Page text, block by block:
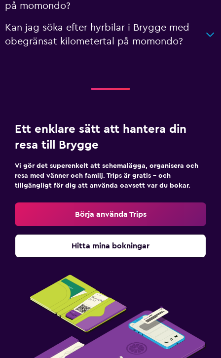
på momondo?
Kan jag söka efter hyrbilar i Brygge med
obegränsat kilometertal på momondo?
Ett enklare sätt att hantera din
resa till Brygge
Vi gör det superenkelt att schemalägga, organisera och
resa med vänner och familj. Trips är gratis – och
tillgängligt för dig att använda oavsett var du bokar.
Börja använda Trips
Hitta mina bokningar